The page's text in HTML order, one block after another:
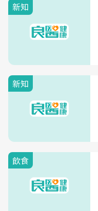
新知
新知
飲食